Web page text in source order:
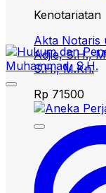
Kenotariatan
Akta Notaris
Adjie, S.H.,
S.H., M.Kn.
Rp 71500